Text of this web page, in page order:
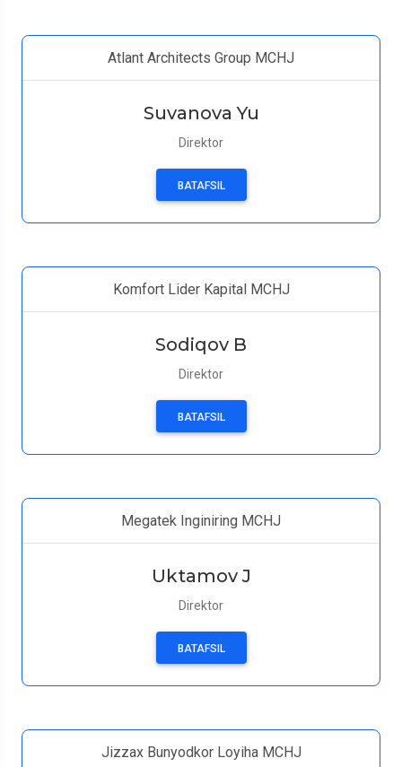
Atlant Architects Group MCHJ
Suvanova Yu
Direktor
BATAFSIL
Komfort Lider Kapital MCHJ
Sodiqov B
Direktor
BATAFSIL
Megatek Inginiring MCHJ
Uktamov J
Direktor
BATAFSIL
Jizzax Bunyodkor Loyiha MCHJ